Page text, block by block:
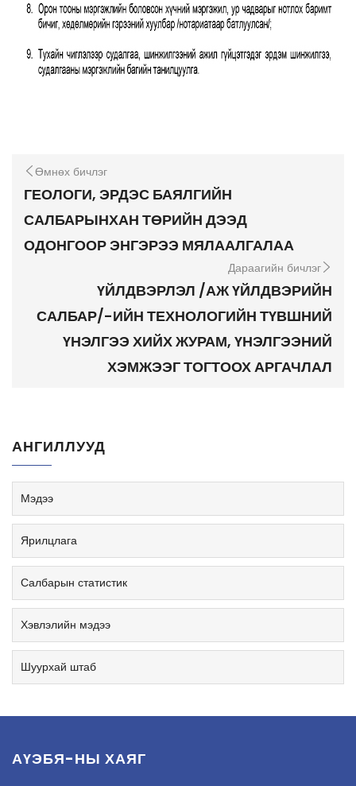
Өмнөх бичлэг
ГЕОЛОГИ, ЭРДЭС БАЯЛГИЙН
САЛБАРЫНХАН ТӨРИЙН ДЭЭД
ОДОНГООР ЭНГЭРЭЭ МЯЛААЛГАЛАА
Дараагийн бичлэг
ҮЙЛДВЭРЛЭЛ /АЖ ҮЙЛДВЭРИЙН
САЛБАР/-ИЙН ТЕХНОЛОГИЙН ТҮВШНИЙ
ҮНЭЛГЭЭ ХИЙХ ЖУРАМ, ҮНЭЛГЭЭНИЙ
ХЭМЖЭЭГ ТОГТООХ АРГАЧЛАЛ
АНГИЛЛУУД
Мэдээ
Ярилцлага
Салбарын статистик
Хэвлэлийн мэдээ
Шуурхай штаб
АҮЭБЯ-НЫ ХАЯГ